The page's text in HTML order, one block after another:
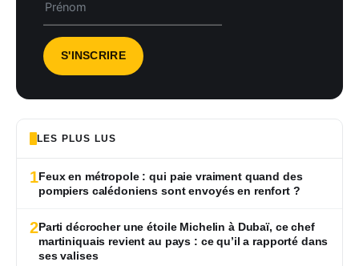
LES PLUS LUS
1Feux en métropole : qui paie vraiment quand des
pompiers calédoniens sont envoyés en renfort ?
2Parti décrocher une étoile Michelin à Dubaï, ce chef
martiniquais revient au pays : ce qu’il a rapporté dans
ses valises